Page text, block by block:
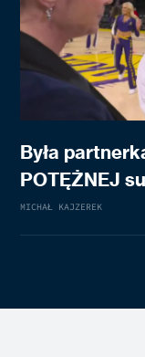
Była
POTĘŻNEJ
MICHAŁ KAJZEREK